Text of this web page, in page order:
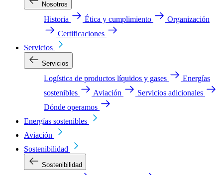
Nosotros
Historia Ética y cumplimiento
Organización
Certificaciones
Servicios
Servicios
Logística de productos líquidos y gases
Energías
sostenibles
Aviación
Servicios adicionales
Dónde operamos
Energías sostenibles
Aviación
Sostenibilidad
Sostenibilidad